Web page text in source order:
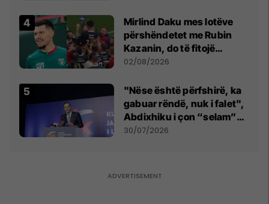
Mirlind Daku mes lotëve
përshëndetet me Rubin
Kazanin, do të fitojë
miliona te Spartak Moska
02/08/2026
"Nëse është përfshirë, ka
gabuar rëndë, nuk i falet",
Abdixhiku i çon “selam”
Përparim Ramës
30/07/2026